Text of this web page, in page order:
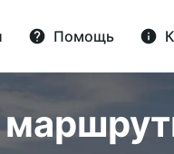
Помощь